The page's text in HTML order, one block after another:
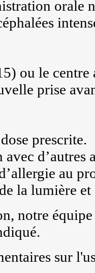
orale
ou le
prise
prescrite.
d’autres
au
la lumière
notre
sur